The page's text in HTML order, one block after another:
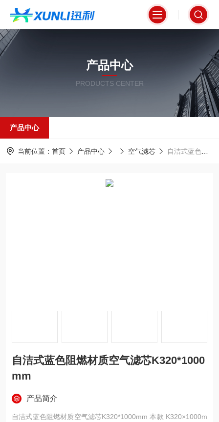
产品中心
PRODUCTS CENTER
产品中心
当前位置： 首页 产品中心 空气滤芯 自洁式蓝色阻燃材质空气滤芯K320*1000mm
自洁式蓝色阻燃材质空气滤芯K320*1000
mm
产品简介
自洁式蓝色阻燃材质空气滤芯K320*1000mm 本款 K320×1000m